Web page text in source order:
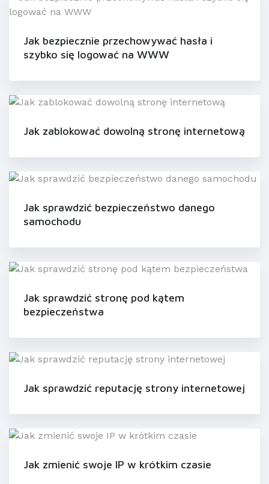
Jak bezpiecznie przechowywać hasła i
szybko się logować na WWW
Jak zablokować dowolną stronę internetową
Jak sprawdzić bezpieczeństwo danego
samochodu
Jak sprawdzić stronę pod kątem
bezpieczeństwa
Jak sprawdzić reputację strony internetowej
Jak zmienić swoje IP w krótkim czasie